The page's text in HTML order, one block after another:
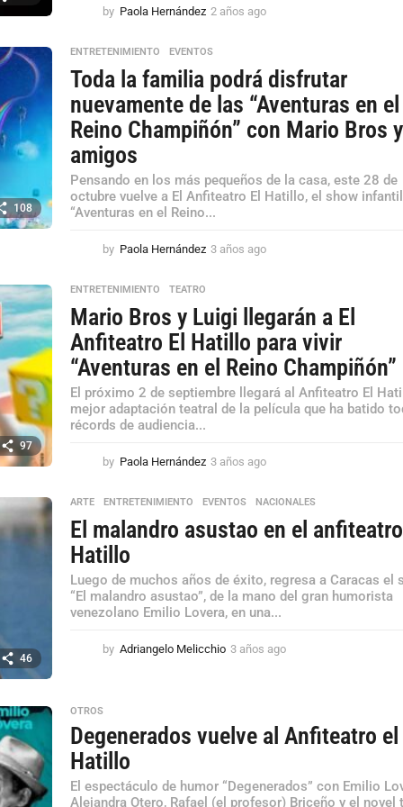
by Paola Hernández 2 años ago
s
a
g
o
108
ENTRETENIMIENTO ,EVENTOS
Toda la familia podrá disfrutar
nuevamente de las “Aventuras en el
Reino Champiñón” con Mario Bros
amigos
Pensando en los más pequeños de la casa, este 28 de
octubre vuelve a El Anfiteatro El Hatillo, el show infantil
“Aventuras en el Reino...
by Paola Hernández 3 años ago
s
a
g
o
97
ENTRETENIMIENTO ,TEATRO
Mario Bros y Luigi llegarán a El
Anfiteatro El Hatillo para vivir
“Aventuras en el Reino Champiñón”
El próximo 2 de septiembre llegará al Anfiteatro El
mejor adaptación teatral de la película que ha batido
récords de audiencia...
by Paola Hernández 3 años ago
ñ
s
o
46
ARTE ,ENTRETENIMIENTO ,EVENTOS ,NACIONALES
El malandro asustao en el anfiteatro
Hatillo
Luego de muchos años de éxito, regresa a Caracas el
“El malandro asustao”, de la mano del gran humorista
venezolano Emilio Lovera, en una...
by Adriangelo Melicchio 3 años ago
a
OTROS
Degenerados vuelve al Anfiteatro el
Hatillo
El espectáculo de humor “Degenerados” con Emilio
Alejandra Otero, Rafael (el profesor) Briceño y el novel